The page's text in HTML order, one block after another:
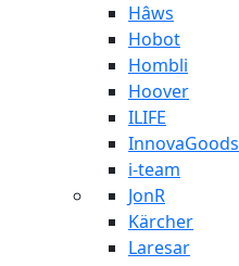
Hâws
Hobot
Hombli
Hoover
ILIFE
InnovaGoods
i-team
JonR
Kärcher
Laresar